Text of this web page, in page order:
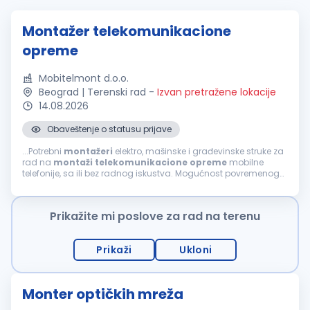
Montažer telekomunikacione
opreme
Mobitelmont d.o.o.
Beograd | Terenski rad - Izvan pretražene lokacije
14.08.2026
Obaveštenje o statusu prijave
...Potrebni montažeri elektro, mašinske i građevinske struke za
rad na montaži telekomunikacione opreme mobilne
telefonije, sa ili bez radnog iskustva. Mogućnost povremenog
stepen)...
Prikažite mi poslove za rad na terenu
Prikaži Ukloni
Monter optičkih mreža